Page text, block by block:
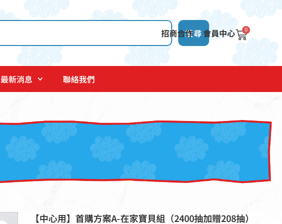
搜尋
招商合作 會員中心 0
最新消息 聯絡我們
【中心用】首購方案A-在家寶貝組（2400抽加贈208抽）